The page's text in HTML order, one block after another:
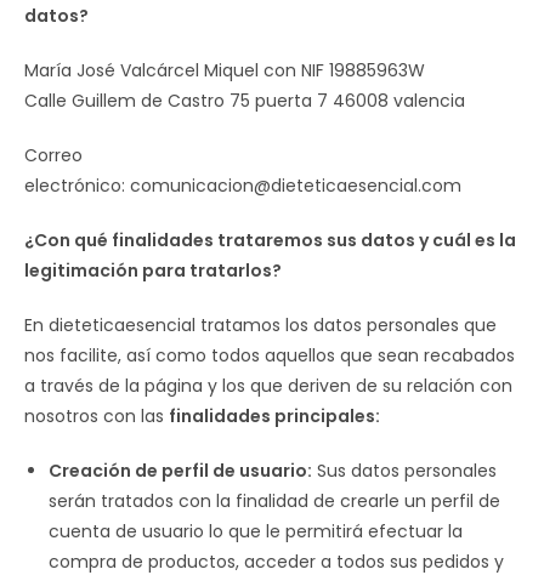
datos?
María José Valcárcel Miquel con NIF 19885963W
Calle Guillem de Castro 75 puerta 7 46008 valencia
Correo
electrónico: comunicacion@dieteticaesencial.com
¿Con qué finalidades trataremos sus datos y cuál es la
legitimación para tratarlos?
En dieteticaesencial tratamos los datos personales que
nos facilite, así como todos aquellos que sean recabados
a través de la página y los que deriven de su relación con
nosotros con las finalidades principales:
Creación de perfil de usuario: Sus datos personales
serán tratados con la finalidad de crearle un perfil de
cuenta de usuario lo que le permitirá efectuar la
compra de productos, acceder a todos sus pedidos y